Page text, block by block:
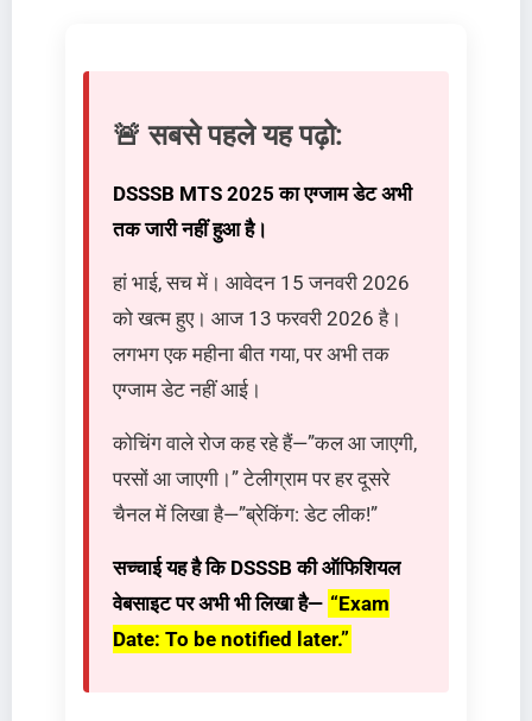
🚨 सबसे पहले यह पढ़ो:
DSSSB MTS 2025 का एग्जाम डेट अभी
तक जारी नहीं हुआ है।
हां भाई, सच में। आवेदन 15 जनवरी 2026
को खत्म हुए। आज 13 फरवरी 2026 है।
लगभग एक महीना बीत गया, पर अभी तक
एग्जाम डेट नहीं आई।
कोचिंग वाले रोज कह रहे हैं—”कल आ जाएगी,
परसों आ जाएगी।” टेलीग्राम पर हर दूसरे
चैनल में लिखा है—”ब्रेकिंग: डेट लीक!”
सच्चाई यह है कि DSSSB की ऑफिशियल
वेबसाइट पर अभी भी लिखा है— “Exam
Date: To be notified later.”